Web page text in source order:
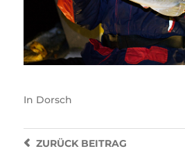
In Dorsch
ZURÜCKBEITRAG